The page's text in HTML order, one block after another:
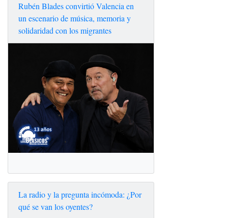
Rubén Blades convirtió Valencia en
un escenario de música, memoria y
solidaridad con los migrantes
La radio y la pregunta incómoda: ¿Por
qué se van los oyentes?